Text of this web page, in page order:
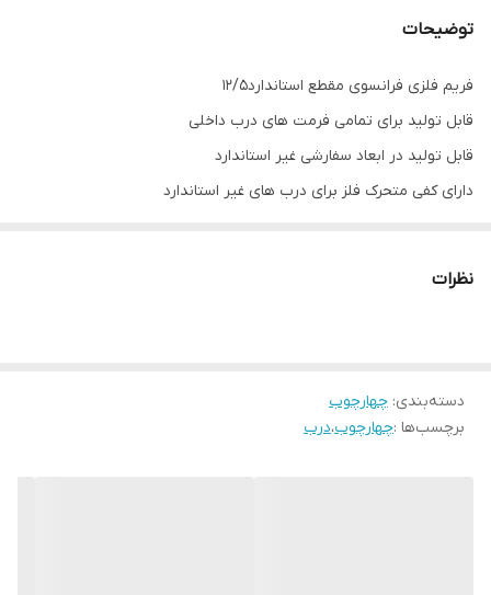
توضیحات
فریم فلزی فرانسوی مقطع استاندارد۱۲/۵
قابل تولید برای تمامی فرمت های درب داخلی
قابل تولید در ابعاد سفارشی غیر استاندارد
دارای کفی متحرک فلز برای درب های غیر استاندارد
نظرات
دسته‌بندی: چهارچوب
برچسب‌ها :چهارچوب،درب